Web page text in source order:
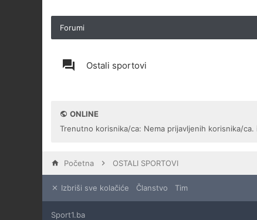
Forumi
Ostali sportovi
ONLINE
Trenutno korisnika/ca: Nema prijavljenih korisnika/ca.
Početna OSTALI SPORTOVI
Izbriši sve kolačiće Članstvo Tim
Sport1.ba